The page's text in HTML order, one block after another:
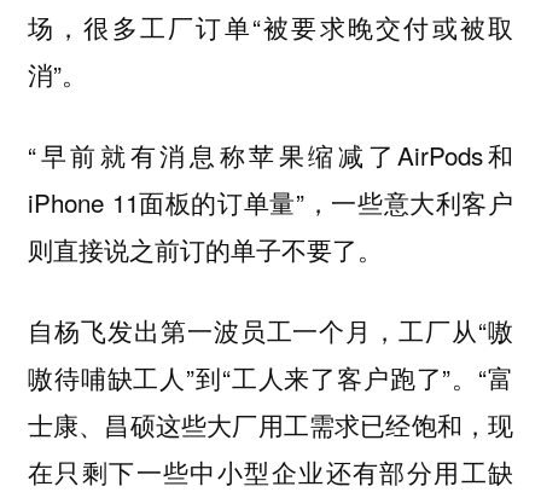
场，很多工厂订单“被要求晚交付或被取
消”。
“早前就有消息称苹果缩减了AirPods和
iPhone 11面板的订单量”，一些意大利客户
则直接说之前订的单子不要了。
自杨飞发出第一波员工一个月，工厂从“嗷
嗷待哺缺工人”到“工人来了客户跑了”。“富
士康、昌硕这些大厂用工需求已经饱和，现
在只剩下一些中小型企业还有部分用工缺